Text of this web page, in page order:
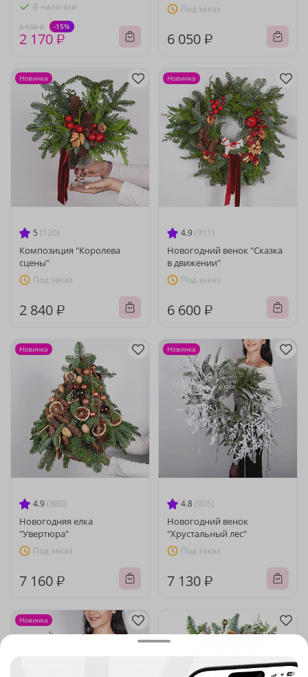
В наличии
2 550 ₽ -15%
2 170 ₽
Под заказ
6 050 ₽
5 (120)
Композиция "Королева
сцены"
Под заказ
2 840 ₽
Новинка
4.9 (911)
Новогодний венок "Сказка
в движении"
Под заказ
6 600 ₽
Новинка
4.9 (880)
Новогодняя елка
"Увертюра"
Под заказ
7 160 ₽
Новинка
4.8 (905)
Новогодний венок
"Хрустальный лес"
Под заказ
7 130 ₽
Новинка
Новинка